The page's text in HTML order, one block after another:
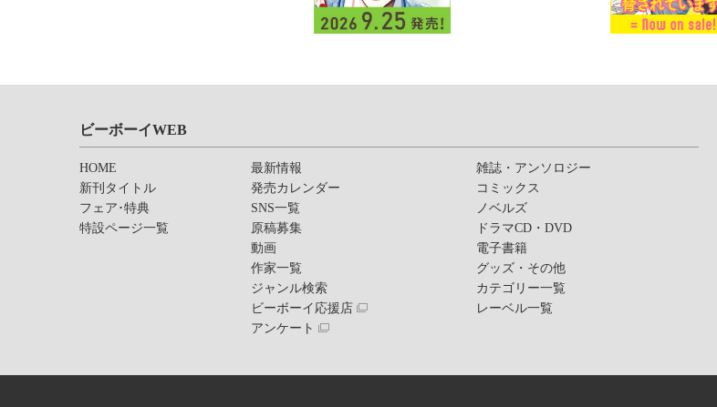
ビーボーイWEB
HOME
新刊タイトル
フェア･特典
特設ページ一覧
最新情報
発売カレンダー
SNS一覧
原稿募集
動画
作家一覧
ジャンル検索
ビーボーイ応援店
アンケート
雑誌・アンソロジー
コミックス
ノベルズ
ドラマCD・DVD
電子書籍
グッズ・その他
カテゴリー一覧
レーベル一覧